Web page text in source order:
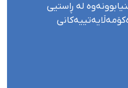
لە ڕاستیی